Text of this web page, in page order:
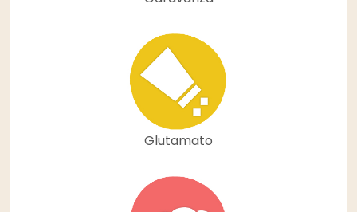
Glutamato